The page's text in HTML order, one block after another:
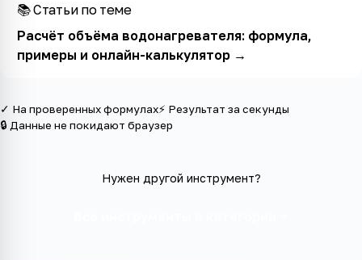
📚 Статьи по теме
Расчёт объёма водонагревателя: формула,
примеры и онлайн-калькулятор→
✓ На проверенных формулах⚡ Результат за секунды
🔒 Данные не покидают браузер
Нужен другой инструмент?